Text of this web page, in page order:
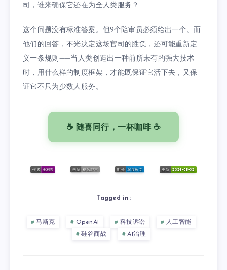
司，谁来确保它还在为全人类服务？
这个问题没有标准答案。但9个陪审员必须给出一个。而
他们的回答，不光决定这场官司的胜负，还可能重新定
义一条规则——当人类创造出一种前所未有的强大技术
时，用什么样的制度框架，才能既保证它活下去，又保
证它不只为少数人服务。
☕ 随喜同行，一杯咖啡 ☕
Tagged in:
马斯克 OpenAI 科技诉讼
人工智能
硅谷商战
AI治理